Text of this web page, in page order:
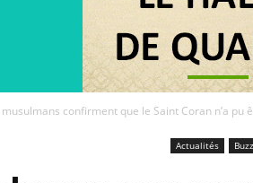
confirment que le Saint Coran n’a pu
Actualités Buzz